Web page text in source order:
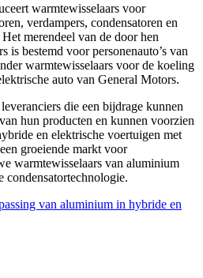
warmtewisselaars voor
verdampers, condensatoren en
merendeel van de door hen
is bestemd voor personenauto’s van
warmtewisselaars voor de koeling
auto van General Motors.
die een bijdrage kunnen
hun producten en kunnen voorzien
en elektrische voertuigen met
groeiende markt voor
warmtewisselaars van aluminium
condensatortechnologie.
van aluminium in hybride en